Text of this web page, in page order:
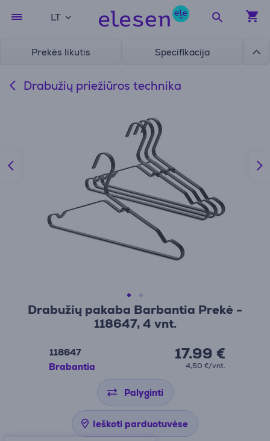
LT
Prekės likutis Specifikacija
Drabužių priežiūros technika
Drabužių pakaba Barbantia Prekė -
118647, 4 vnt.
118647
Brabantia
17.99 €
4,50 €/vnt.
Palyginti
Ieškoti parduotuvėse